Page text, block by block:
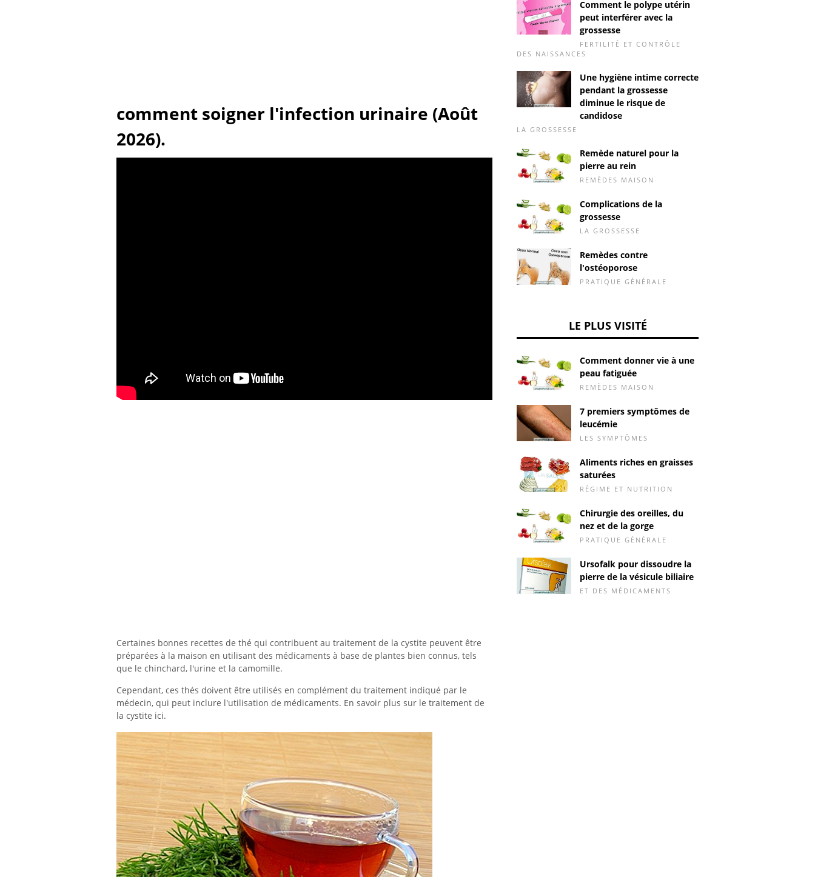
comment soigner l'infection urinaire (Août
2026).
Certaines bonnes recettes de thé qui contribuent au traitement de la cystite peuvent être
préparées à la maison en utilisant des médicaments à base de plantes bien connus, tels
que le chinchard, l'urine et la camomille.
Cependant, ces thés doivent être utilisés en complément du traitement indiqué par le
médecin, qui peut inclure l'utilisation de médicaments. En savoir plus sur le traitement de
la cystite ici.
Comment le polype utérin
peut interférer avec la
grossesse
FERTILITÉ ET CONTRÔLE
DES NAISSANCES
Une hygiène intime correcte
pendant la grossesse
diminue le risque de
candidose
LA GROSSESSE
Remède naturel pour la
pierre au rein
REMÈDES MAISON
Complications de la
grossesse
LA GROSSESSE
Remèdes contre
l'ostéoporose
PRATIQUE GÉNÉRALE
LE PLUS VISITÉ
Comment donner vie à une
peau fatiguée
REMÈDES MAISON
7 premiers symptômes de
leucémie
LES SYMPTÔMES
Aliments riches en graisses
saturées
RÉGIME ET NUTRITION
Chirurgie des oreilles, du
nez et de la gorge
PRATIQUE GÉNÉRALE
Ursofalk pour dissoudre la
pierre de la vésicule biliaire
ET DES MÉDICAMENTS